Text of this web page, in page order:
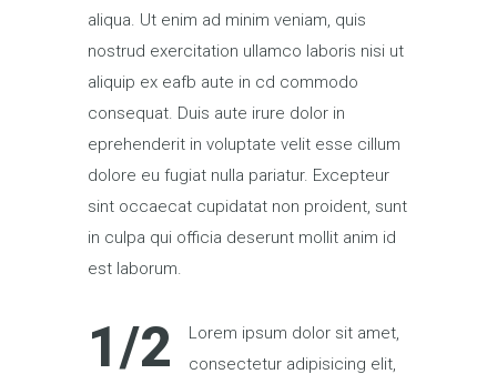
aliqua. Ut enim ad minim veniam, quis
nostrud exercitation ullamco laboris nisi ut
aliquip ex eafb aute in cd commodo
consequat. Duis aute irure dolor in
eprehenderit in voluptate velit esse cillum
dolore eu fugiat nulla pariatur. Excepteur
sint occaecat cupidatat non proident, sunt
in culpa qui officia deserunt mollit anim id
est laborum.
1/2
Lorem ipsum dolor sit amet,
consectetur adipisicing elit,